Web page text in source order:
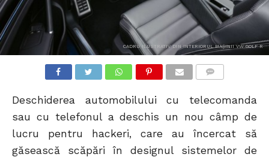
CADRU ILUSTRATIV DIN INTERIORUL MAȘINII VW GOLF R
Deschiderea automobilului cu telecomanda
sau cu telefonul a deschis un nou câmp de
lucru pentru hackeri, care au încercat să
găsească scăpări în designul sistemelor de